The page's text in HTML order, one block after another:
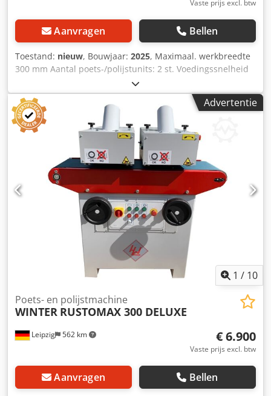
Vaste prijs excl. btw
Aanvragen Bellen
Toestand: nieuw, Bouwjaar: 2025, Maximaal. werkbreedte
300 mm Aantal poets-/polijstunits: 2 st. Voedingssnelheid
10 m/min. Maximaal. diameter van
borstel-/polijstgereedschappen 190 mm Motorvermogen
per borstel-/polijsteenheid 4,65 kW Borstelmachine
RUSTOMAX OPTIMAT 400 - Werkbreedte 300 mm -
maximaal materiaalhoogte 300 mm - Werklengte 1100 mm
- Borsteldiameter 190 mm - Borstelsnelheid 1500 tpm -
Spildiameter 40 mm Cedpfx Aiov Ucilexeha - Aantal
borstels: 2 st. (metaal + nylon) - maximaal snelheid van de
invoerband + traploze instelling 0 - 10 m/min. -
Werkhoogte 940 mm + 50 mm - Afzuigmond diameter 2 x
120 mm - Totaal vermogen 4,65 kW - Spanning 400V / 50Hz
- Totale afmetingen L=1240 mm, B=950 mm, H=1650 mm -
Advertentie
1 / 10
Leipzig 562 km
Poets- en polijstmachine
WINTER RUSTOMAX 300 DELUXE
€ 6.900
Vaste prijs excl. btw
Aanvragen Bellen